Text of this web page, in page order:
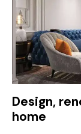
Design,
home